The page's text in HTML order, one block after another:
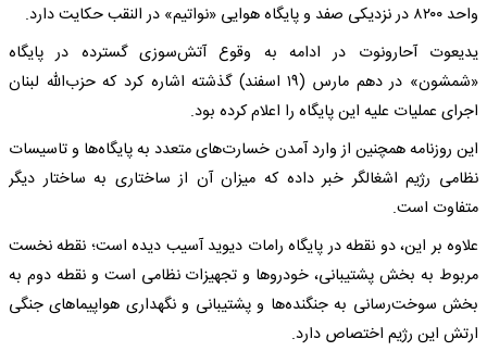
واحد ۸۲۰۰ در نزدیکی صفد و پایگاه هوایی «نواتیم» در النقب حکایت دارد.
یدیعوت آحارونوت در ادامه به وقوع آتش‌سوزی گسترده در پایگاه
«شمشون» در دهم مارس (۱۹ اسفند) گذشته اشاره کرد که حزب‌الله لبنان
اجرای عملیات علیه این پایگاه را اعلام کرده بود.
این روزنامه همچنین از وارد آمدن خسارت‌های متعدد به پایگاه‌ها و تاسیسات
نظامی رژیم اشغالگر خبر داده که میزان آن از ساختاری به ساختار دیگر
متفاوت است.
علاوه بر این، دو نقطه در پایگاه رامات دیوید آسیب دیده است؛ نقطه نخست
مربوط به بخش پشتیبانی، خودروها و تجهیزات نظامی است و نقطه دوم به
بخش سوخت‌رسانی به جنگنده‌ها و پشتیبانی و نگهداری هواپیماهای جنگی
ارتش این رژیم اختصاص دارد.